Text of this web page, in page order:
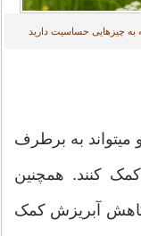
به چیزهایی حساسیت دارید
میتواند به برطرف
کنند. همچنین
آبریزش کمک